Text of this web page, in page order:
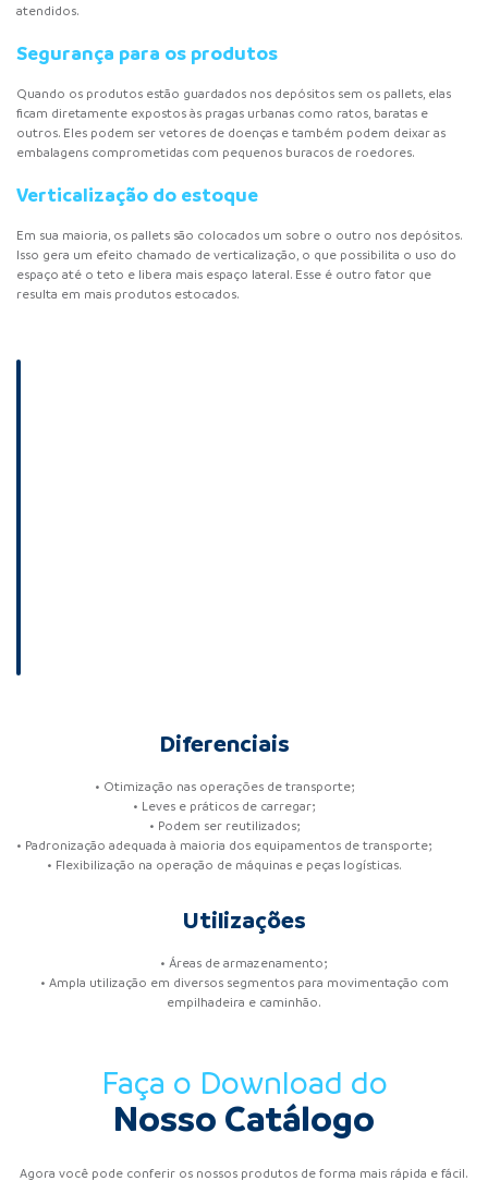
atendidos.
Segurança para os produtos
Quando os produtos estão guardados nos depósitos sem os pallets, elas
ficam diretamente expostos às pragas urbanas como ratos, baratas e
outros. Eles podem ser vetores de doenças e também podem deixar as
embalagens comprometidas com pequenos buracos de roedores.
Verticalização do estoque
Em sua maioria, os pallets são colocados um sobre o outro nos depósitos.
Isso gera um efeito chamado de verticalização, o que possibilita o uso do
espaço até o teto e libera mais espaço lateral. Esse é outro fator que
resulta em mais produtos estocados.
Diferenciais
• Otimização nas operações de transporte;
• Leves e práticos de carregar;
• Podem ser reutilizados;
• Padronização adequada à maioria dos equipamentos de transporte;
• Flexibilização na operação de máquinas e peças logísticas.
Utilizações
• Áreas de armazenamento;
• Ampla utilização em diversos segmentos para movimentação com
empilhadeira e caminhão.
Faça o Download do
Nosso Catálogo
Agora você pode conferir os nossos produtos de forma mais rápida e fácil.